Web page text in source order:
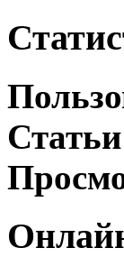
Статьи